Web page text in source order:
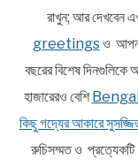
রাখুন; আর দেখবেন
greetingsও আপনার
বছরের বিশেষ
হাজারেরও বেশি
কিছু গদ্যের আকারে
রুচিসম্মত ও প্রত্যেকটি